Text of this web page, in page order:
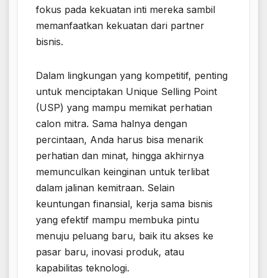
fokus pada kekuatan inti mereka sambil
memanfaatkan kekuatan dari partner
bisnis.
Dalam lingkungan yang kompetitif, penting
untuk menciptakan Unique Selling Point
(USP) yang mampu memikat perhatian
calon mitra. Sama halnya dengan
percintaan, Anda harus bisa menarik
perhatian dan minat, hingga akhirnya
memunculkan keinginan untuk terlibat
dalam jalinan kemitraan. Selain
keuntungan finansial, kerja sama bisnis
yang efektif mampu membuka pintu
menuju peluang baru, baik itu akses ke
pasar baru, inovasi produk, atau
kapabilitas teknologi.